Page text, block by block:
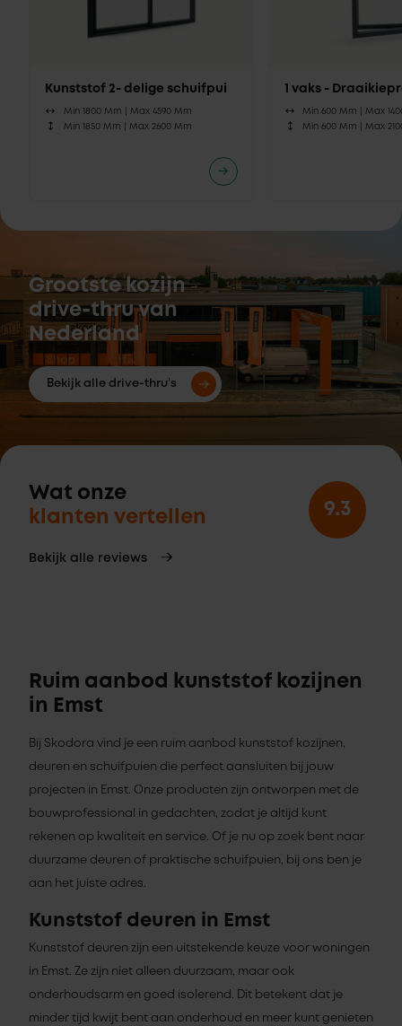
Kunststof 2- delige schuifpui
Min 1800 Mm | Max 4590 Mm
Min 1850 Mm | Max 2600 Mm
1 vaks -
Min 600 Mm |Max
Min 600 Mm |Max
Grootste kozijn
drive-thru van
Nederland
Bekijk alle drive-thru's
Wat onze
klanten vertellen
Bekijk alle reviews
9.3
Ruim aanbod kunststof kozijnen
in Emst
Bij Skodora vind je een ruim aanbod kunststof kozijnen,
deuren en schuifpuien die perfect aansluiten bij jouw
projecten in Emst. Onze producten zijn ontworpen met de
bouwprofessional in gedachten, zodat je altijd kunt
rekenen op kwaliteit en service. Of je nu op zoek bent naar
duurzame deuren of praktische schuifpuien, bij ons ben je
aan het juiste adres.
Kunststof deuren in Emst
Kunststof deuren zijn een uitstekende keuze voor woningen
in Emst. Ze zijn niet alleen duurzaam, maar ook
onderhoudsarm en goed isolerend. Dit betekent dat je
minder tijd kwijt bent aan onderhoud en meer kunt genieten